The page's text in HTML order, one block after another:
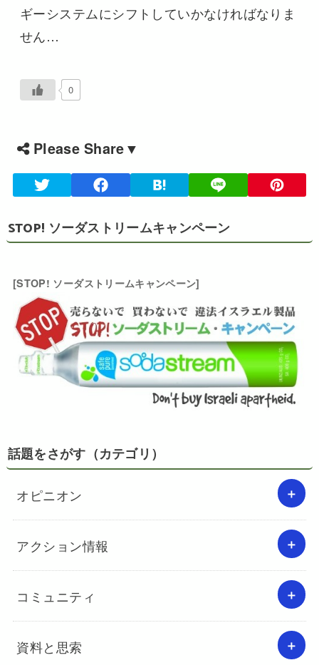
ギーシステムにシフトしていかなければなりま
せん…
0
Please Share▼
STOP! ソーダストリームキャンペーン
[STOP! ソーダストリームキャンペーン]
話題をさがす（カテゴリ）
オピニオン
アクション情報
コミュニティ
資料と思索